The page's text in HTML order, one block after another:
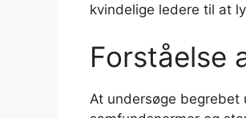
kvindelige ledere til at
Forståelse
At undersøge begrebet